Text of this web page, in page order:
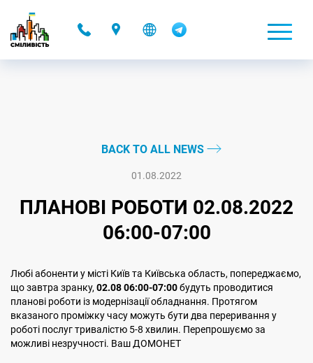
BACK TO ALL NEWS
01.08.2022
ПЛАНОВІ РОБОТИ 02.08.2022
06:00-07:00
Любі абоненти у місті Київ та Київська область, попереджаємо,
що завтра зранку, 02.08 06:00-07:00будуть проводитися
планові роботи із модернізації обладнання. Протягом
вказаного проміжку часу можуть бути два переривання у
роботі послуг тривалістю 5-8 хвилин. Перепрошуємо за
можливі незручності. Ваш ДОМОНЕТ